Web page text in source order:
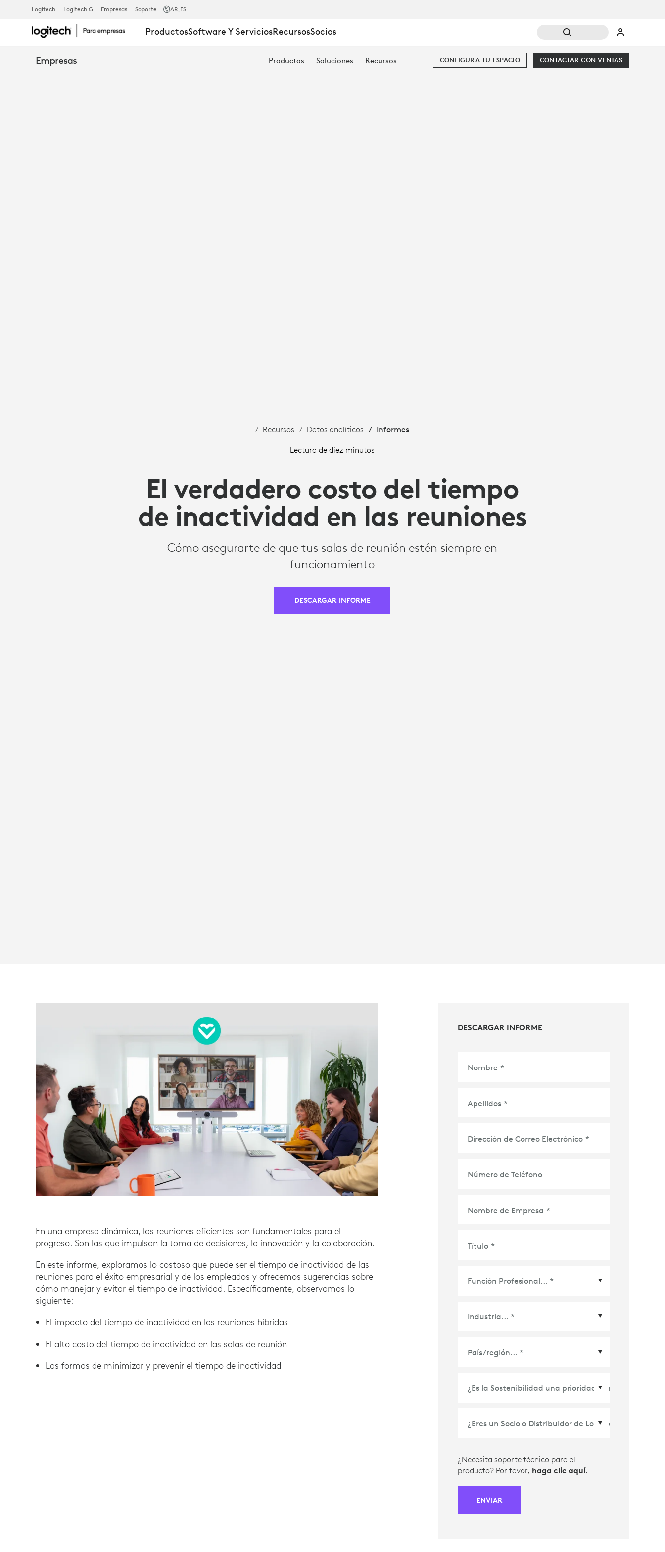
EL
COSTO
Logitech Logitech G Empresas Soporte AR,ES
ProductosSoftware Y ServiciosRecursosSocios
Empresas Productos Soluciones Recursos CONTACTAR CON VENTAS
CONFIGURA TU ESPACIO
Recursos Datos analíticos Informes
Lectura de diez minutos
El verdadero costo del tiempo
de inactividad en las reuniones
Cómo asegurarte de que tus salas de reunión estén siempre en
funcionamiento
DESCARGAR INFORME
En una empresa dinámica, las reuniones eficientes son fundamentales para el
progreso. Son las que impulsan la toma de decisiones, la innovación y la colaboración.
En este informe, exploramos lo costoso que puede ser el tiempo de inactividad de las
reuniones para el éxito empresarial y de los empleados y ofrecemos sugerencias sobre
cómo manejar y evitar el tiempo de inactividad. Específicamente, observamos lo
siguiente:
El impacto del tiempo de inactividad en las reuniones híbridas
El alto costo del tiempo de inactividad en las salas de reunión
Las formas de minimizar y prevenir el tiempo de inactividad
DESCARGAR INFORME
Nombre *
Apellidos *
Dirección de Correo Electrónico *
Número de Teléfono
Nombre de Empresa *
Título *
País/Región *
¿Necesita soporte técnico para el
producto? Por favor, haga clic aquí.
ENVIAR